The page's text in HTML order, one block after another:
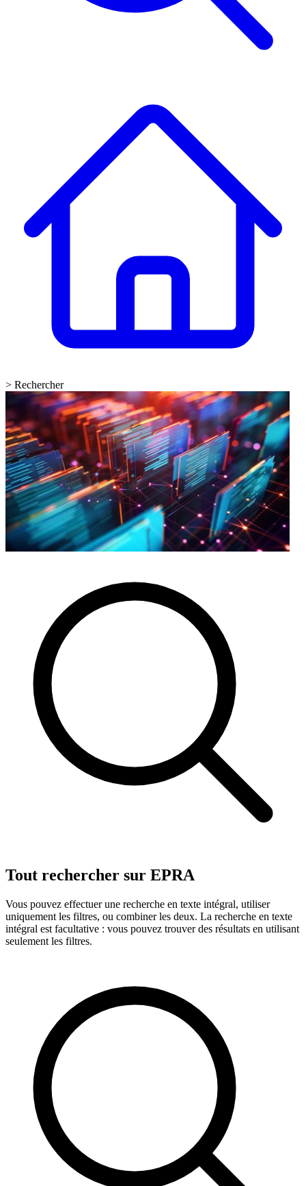
> Rechercher
Tout rechercher sur EPRA
Vous pouvez effectuer une recherche en texte intégral, utiliser
uniquement les filtres, ou combiner les deux. La recherche en texte
intégral est facultative : vous pouvez trouver des résultats en utilisant
seulement les filtres.